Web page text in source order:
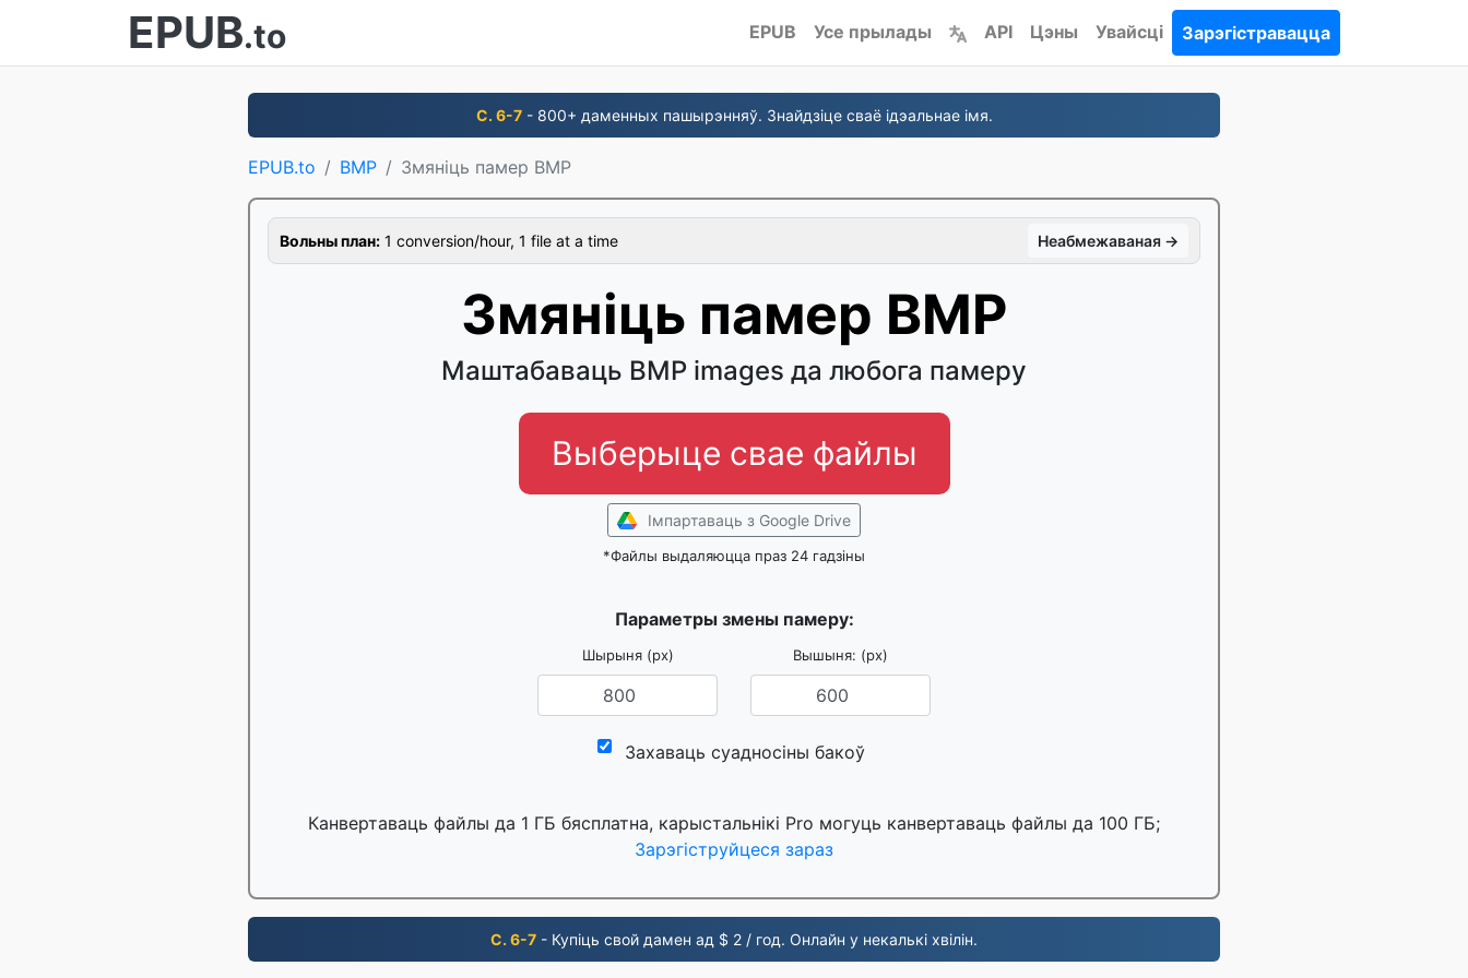
EPUB.to EPUB Усе прылады API Цэны Увайсці Зарэгістравацца
С. 6-7- 800+ даменных пашырэнняў. Знайдзіце сваё ідэальнае імя.
EPUB.to BMP Змяніць памер BMP
Вольны план: 1 conversion/hour, 1 file at a time Неабмежаваная →
Змяніць памер BMP
Маштабаваць BMP images да любога памеру
Выберыце свае файлы
Імпартаваць з Google Drive
*Файлы выдаляюцца праз 24 гадзіны
Параметры змены памеру:
Шырыня (px) Вышыня: (px)
Захаваць суадносіны бакоў
Канвертаваць файлы да 1 ГБ бясплатна, карыстальнікі Pro могуць канвертаваць файлы да 100 ГБ;
Зарэгіструйцеся зараз
С. 6-7 - Купіць свой дамен ад $ 2 / год. Онлайн у некалькі хвілін.